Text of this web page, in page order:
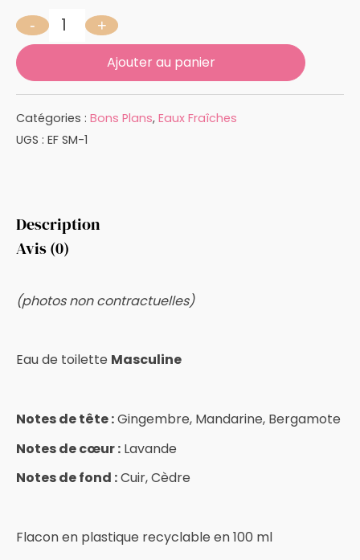
quantité de PURE ATTRACTION 100 ML
- +
Ajouter au panier
UGS : EF SM-1
Catégories : Bons Plans, Eaux Fraîches
Description
Avis (0)
(photos non contractuelles)
Eau de toilette Masculine
Notes de tête :Gingembre, Mandarine, Bergamote
Notes de cœur : Lavande
Notes de fond :Cuir, Cèdre
Flacon en plastique recyclable en 100 ml